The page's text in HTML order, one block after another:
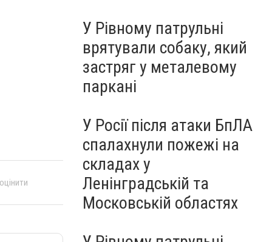
У Рівному патрульні
врятували собаку, який
застряг у металевому
паркані
У Росії після атаки БпЛА
спалахнули пожежі на
складах у
Ленінградській та
Московській областях